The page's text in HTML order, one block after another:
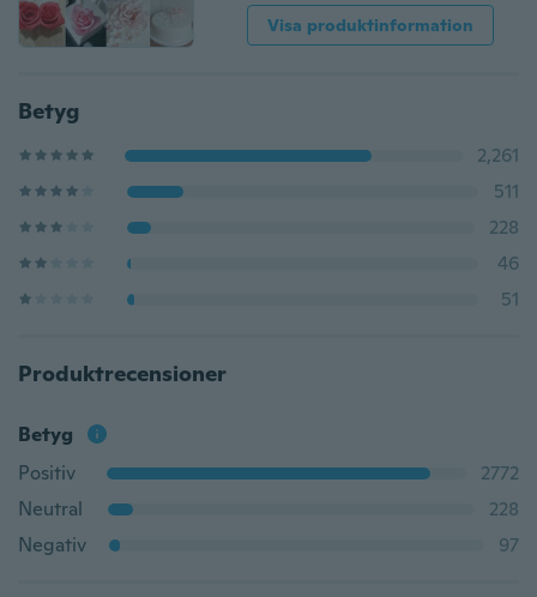
Visa produktinformation
Betyg
2,261
511
228
46
51
Produktrecensioner
Betyg
Positiv
2772
Neutral
228
Negativ
97